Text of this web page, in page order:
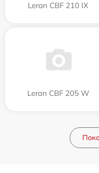
Leran CBF 210 IX
Leran CBF 205 W